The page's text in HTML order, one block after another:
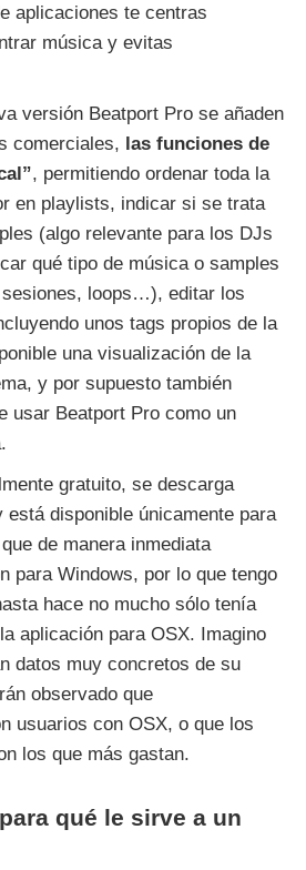
aplicaciones te centras
música y evitas
versión Beatport Pro se añaden
comerciales, las funciones de
, permitiendo ordenar toda la
en playlists, indicar si se trata
(algo relevante para los DJs
qué tipo de música o samples
loops…), editar los
unos tags propios de la
una visualización de la
y por supuesto también
usar Beatport Pro como un
gratuito, se descarga
está disponible únicamente para
de manera inmediata
para Windows, por lo que tengo
hace no mucho sólo tenía
aplicación para OSX. Imagino
datos muy concretos de su
observado que
usuarios con OSX, o que los
los que más gastan.
qué le sirve a un